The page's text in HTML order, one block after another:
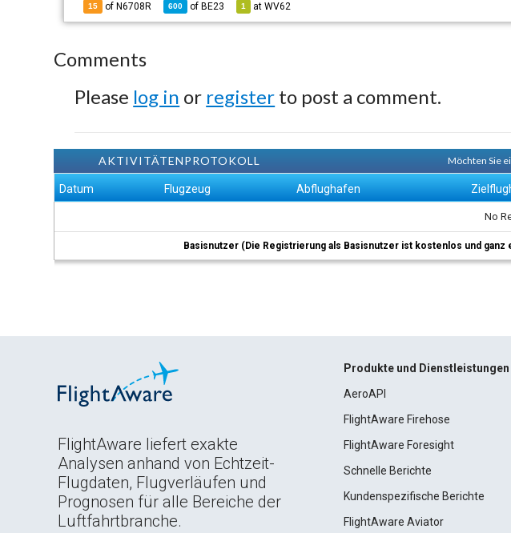
15 of N6708R 600 of BE23 1 atWV62
Comments
Please log in or register to post a comment.
AKTIVITÄTENPROTOKOLL Möchten Sie
Datum Flugzeug Abflughafen
No
Basisnutzer (Die Registrierung als Basisnutzer ist kostenlos und
FlightAware liefert exakte
Analysen anhand von Echtzeit-
Flugdaten, Flugverläufen und
Prognosen für alle Bereiche der
Luftfahrtbranche.
Produkte und Dienstleistungen
AeroAPI
FlightAware Firehose
FlightAware Foresight
Schnelle Berichte
Kundenspezifische Berichte
FlightAware Aviator